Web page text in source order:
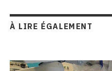
À LIRE ÉGALEMENT